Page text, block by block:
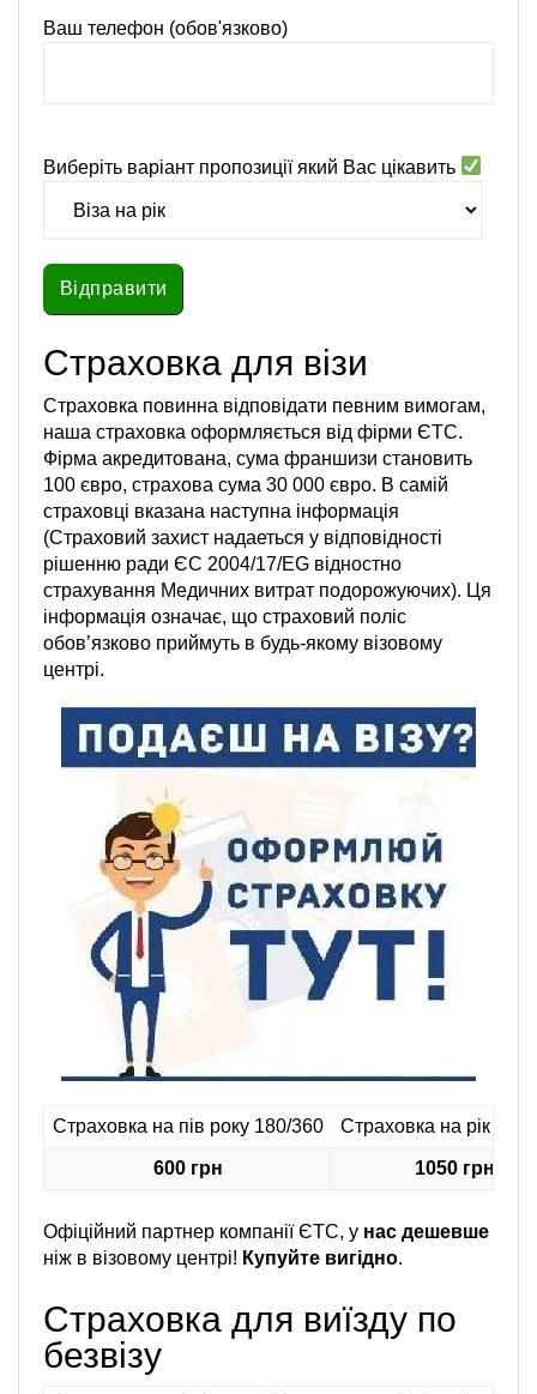
Ваш телефон (обов'язково)
Виберіть варіант пропозиції який Вас цікавить
Страховка для візи
Страховка повинна відповідати певним вимогам,
наша страховка оформляється від фірми ЄТС.
Фірма акредитована, сума франшизи становить
100 євро, страхова сума 30 000 євро. В самій
страховці вказана наступна інформація
(Страховий захист надаеться у відповідності
рішенню ради ЄС 2004/17/EG відностно
страхування Медичних витрат подорожуючих). Ця
інформація означає, що страховий поліс
обов’язково приймуть в будь-якому візовому
центрі.
Страховка на пів року 180/360 Страховка на рік 360
600 грн 1050 грн
Офіційний партнер компанії ЄТС, у нас дешевше
ніж в візовому центрі! Купуйте вигідно.
Страховка для виїзду по
безвізу